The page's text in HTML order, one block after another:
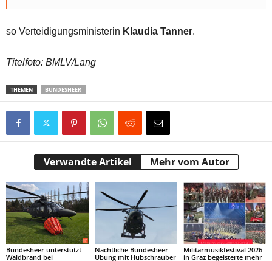
so Verteidigungsministerin Klaudia Tanner.
Titelfoto: BMLV/Lang
THEMEN BUNDESHEER
Verwandte Artikel Mehr vom Autor
Bundesheer unterstützt
Waldbrand bei
Nächtliche Bundesheer
Übung mit Hubschrauber
Militärmusikfestival 2026
in Graz begeisterte mehr